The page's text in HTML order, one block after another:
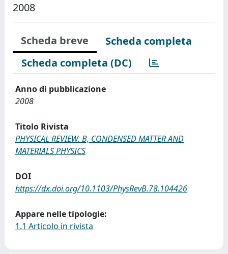
2008
Scheda breve
Scheda completa
Scheda completa (DC)
Anno di pubblicazione
2008
Titolo Rivista
PHYSICAL REVIEW. B, CONDENSED MATTER AND
MATERIALS PHYSICS
DOI
https://dx.doi.org/10.1103/PhysRevB.78.104426
Appare nelle tipologie:
1.1 Articolo in rivista